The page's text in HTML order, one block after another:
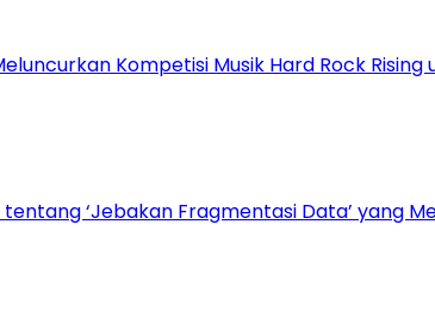
Kompetisi Musik Hard Rock Rising
‘Jebakan Fragmentasi Data’ yang